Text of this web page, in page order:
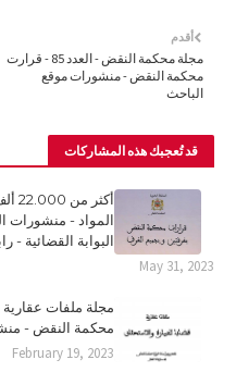
أقدم
مجلة محكمة النقض - العدد 85 - قرارت
محكمة النقض - منشورات موقع
الباحث
قد تُعجبك هذه المشاركات
المواد - منشورات
البوابة القضائية
May 31, 2023
محكمة النقض -
February 19, 2023